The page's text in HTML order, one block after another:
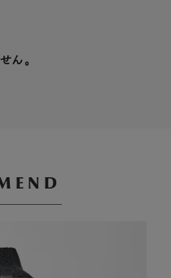
ん。